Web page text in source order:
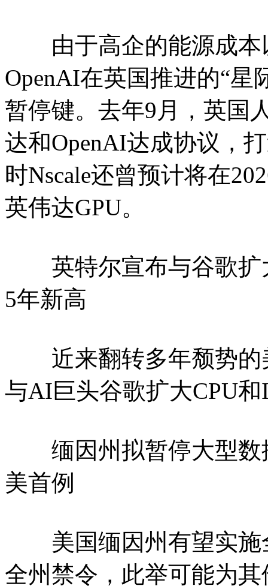
由于高企的能源成本
OpenAI在英国推进的“星
暂停键。去年9月，英国
达和OpenAI达成协议，
时Nscale还曾预计将在
英伟达GPU。
英特尔宣布与谷歌扩
5年新高
近来翻转多年颓势的
与AI巨头谷歌扩大CPU
缅因州拟暂停大型数
美首例
美国缅因州有望实施
全州禁令，此举可能为